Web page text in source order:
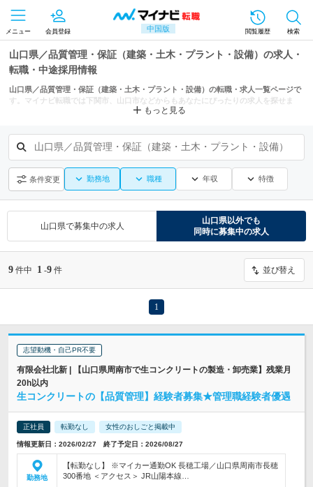
中国版
メニュー 会員登録 閲覧履歴 検索
山口県／品質管理・保証（建築・土木・プラント・設備）の求人・
転職・中途採用情報
山口県／品質管理・保証（建築・土木・プラント・設備）の転職・求人一覧ページで
す。マイナビ転職では下関市、山口市などからもあなたにぴったりの求人を探せま
もっと見る
山口県／品質管理・保証（建築・土木・プラント・設備）
条件変更 勤務地 職種 年収 特徴
山口県で募集中の求人
山口県以外でも
同時に募集中の求人
9 件中 1 -9 件 並び替え
1
志望動機・自己PR不要
有限会社北新 | 【山口県周南市で生コンクリートの製造・卸売業】残業月
20h以内
生コンクリートの【品質管理】経験者募集★管理職経験者優遇
正社員 転勤なし 女性のおしごと掲載中
情報更新日：2026/02/27 終了予定日：2026/08/27
勤務地
【転勤なし】 ※マイカー通勤OK 長穂工場／山口県周南市長穂
300番地 ＜アクセス＞ JR山陽本線…